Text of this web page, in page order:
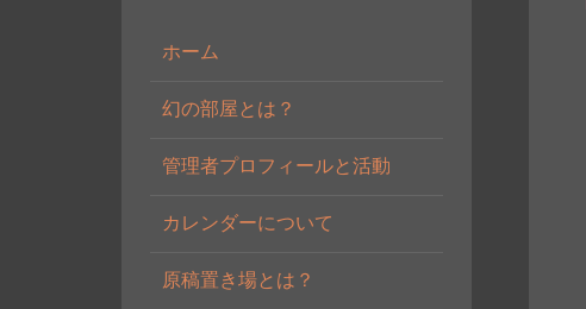
ホーム
幻の部屋とは？
管理者プロフィールと活動
カレンダーについて
原稿置き場とは？